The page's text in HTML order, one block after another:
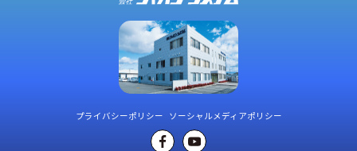
プライバシーポリシー ソーシャルメディアポリシー